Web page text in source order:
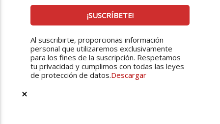
Al suscribirte, proporcionas información
personal que utilizaremos exclusivamente
para los fines de la suscripción. Respetamos
tu privacidad y cumplimos con todas las leyes
de protección de datos.Descargar